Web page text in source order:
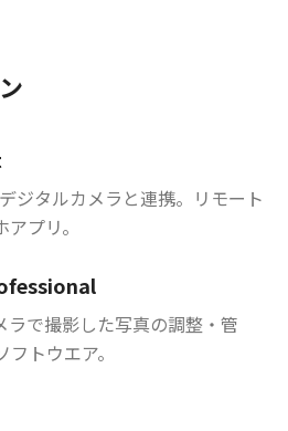
ジタルカメラと連携。リモート
プリ。
ラで撮影した写真の調整・管
トウエア。